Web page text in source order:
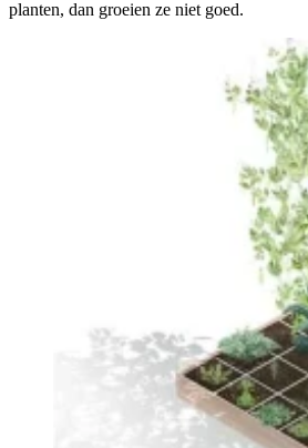
planten, dan groeien ze niet goed.